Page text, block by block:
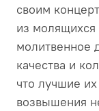
своим
из молящихся
молитвенное
качества и
что лучшие
возвышения